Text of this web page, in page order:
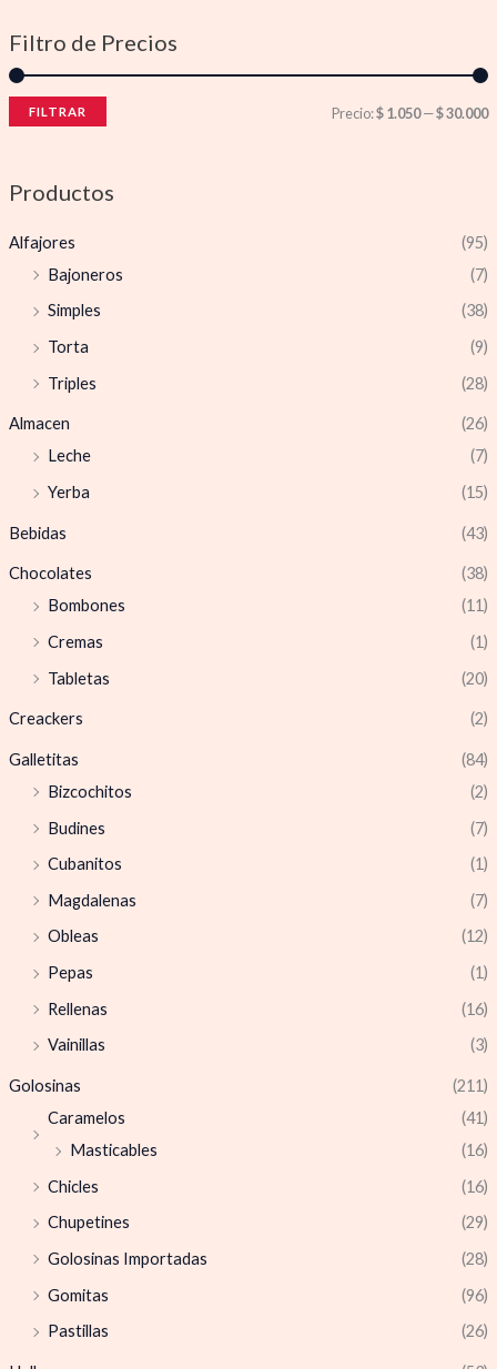
Filtro de Precios
FILTRAR Precio:$ 1.050—$ 30.000
Productos
Alfajores
(95)
Bajoneros
(7)
Simples
(38)
Torta
(9)
Triples
(28)
Almacen
(26)
Leche
(7)
Yerba
(15)
Bebidas (43)
Chocolates
(38)
Bombones
(11)
Cremas
(1)
Tabletas
(20)
Creackers (2)
Galletitas
(84)
Bizcochitos
(2)
Budines
(7)
Cubanitos
(1)
Magdalenas
(7)
Obleas
(12)
Pepas
(1)
Rellenas
(16)
Vainillas
(3)
Golosinas
(211)
Caramelos
(41)
Masticables
(16)
Chicles
(16)
Chupetines
(29)
Golosinas Importadas
(28)
Gomitas
(96)
Pastillas
(26)